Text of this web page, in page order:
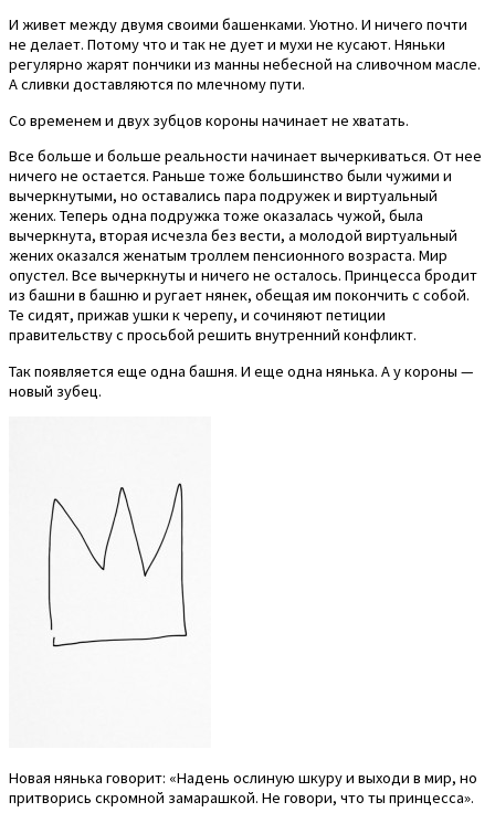
И живет между двумя своими башенками. Уютно. И ничего почти
не делает. Потому что и так не дует и мухи не кусают. Няньки
регулярно жарят пончики из манны небесной на сливочном масле.
А сливки доставляются по млечному пути.
Со временем и двух зубцов короны начинает не хватать.
Все больше и больше реальности начинает вычеркиваться. От нее
ничего не остается. Раньше тоже большинство были чужими и
вычеркнутыми, но оставались пара подружек и виртуальный
жених. Теперь одна подружка тоже оказалась чужой, была
вычеркнута, вторая исчезла без вести, а молодой виртуальный
жених оказался женатым троллем пенсионного возраста. Мир
опустел. Все вычеркнуты и ничего не осталось. Принцесса бродит
из башни в башню и ругает нянек, обещая им покончить с собой.
Те сидят, прижав ушки к черепу, и сочиняют петиции
правительству с просьбой решить внутренний конфликт.
Так появляется еще одна башня. И еще одна нянька. А у короны —
новый зубец.
Новая нянька говорит: «Надень ослиную шкуру и выходи в мир, но
притворись скромной замарашкой. Не говори, что ты принцесса».